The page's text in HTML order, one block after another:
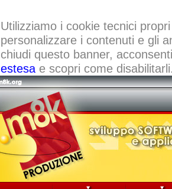
Utilizziamo i cookie tecnici
personalizzare i contenuti e gli
chiudi questo banner,
estesae scopri come